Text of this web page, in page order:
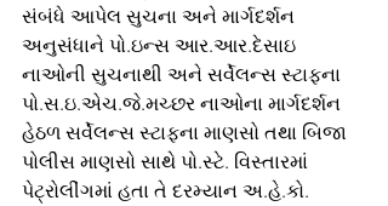
સંબંધે આપેલ સુચના અને માર્ગદર્શન
અનુસંધાને પો.ઇન્સ આર.આર.દેસાઇ
નાઓની સુચનાથી અને સર્વેલન્સ સ્ટાફના
પો.સ.ઇ.એચ.જે.મચ્છર નાઓના માર્ગદર્શન
હેઠળ સર્વેલન્સ સ્ટાફના માણસો તથા બિજા
પોલીસ માણસો સાથે પો.સ્ટે. વિસ્તારમાં
પેટ્રોલીંગમાં હતા તે દરમ્યાન અ.હે.કો.